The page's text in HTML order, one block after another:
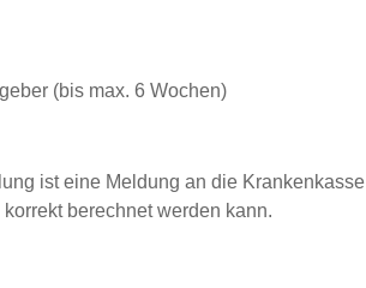
(bis max. 6 Wochen)
ist eine Meldung an die Krankenkasse
berechnet werden kann.